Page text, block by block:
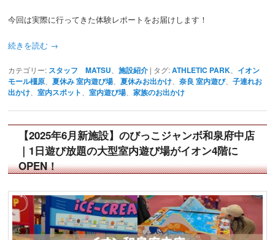
今回は実際に行ってきた体験レポートをお届けします！
続きを読む →
カテゴリー: スタッフ MATSU 、施設紹介 | タグ: ATHLETIC PARK
イオン
モール橿原 、夏休み 室内遊び場 、夏休みお出かけ 、奈良 室内遊び、子連れお
出かけ 、室内スポット 、室内遊び場 、家族のお出かけ
【2025年6月新施設】のびっこジャンボ和泉府中店
｜1日遊び放題の大型室内遊び場がイオン4階に
OPEN！